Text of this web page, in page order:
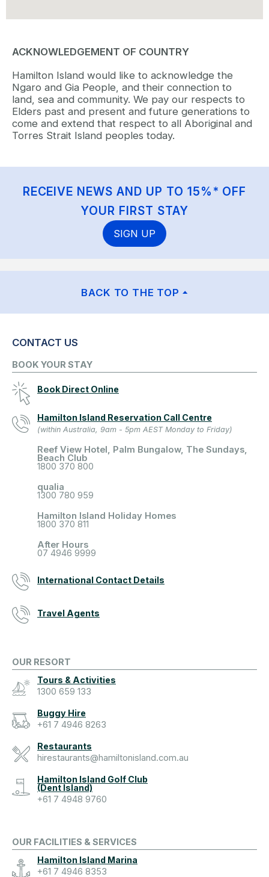
ACKNOWLEDGEMENT OF COUNTRY
Hamilton Island would like to acknowledge the
Ngaro and Gia People, and their connection to
land, sea and community. We pay our respects to
Elders past and present and future generations to
come and extend that respect to all Aboriginal and
Torres Strait Island peoples today.
RECEIVE NEWS AND UP TO 15%* OFF
YOUR FIRST STAY
SIGN UP
BACK TO THE TOP
CONTACT US
BOOK YOUR STAY
Book Direct Online
Hamilton Island Reservation Call Centre
(within Australia, 9am - 5pm AEST Monday to Friday)
Reef View Hotel, Palm Bungalow, The Sundays,
Beach Club
1800 370 800
qualia
1300 780 959
Hamilton Island Holiday Homes
1800 370 811
After Hours
07 4946 9999
International Contact Details
Travel Agents
OUR RESORT
Tours & Activities
1300 659 133
Buggy Hire
+61 7 4946 8263
Restaurants
hirestaurants@hamiltonisland.com.au
Hamilton Island Golf Club
(Dent Island)
+61 7 4948 9760
OUR FACILITIES & SERVICES
Hamilton Island Marina
+61 7 4946 8353